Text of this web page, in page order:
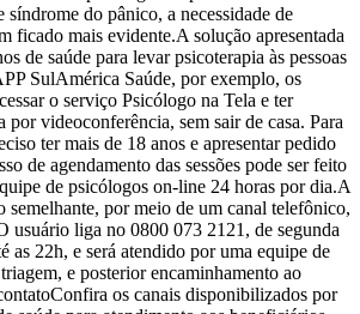
síndrome do pânico, a necessidade de
ficado mais evidente.A solução apresentada
de saúde para levar psicoterapia às pessoas
SulAmérica Saúde, por exemplo, os
o serviço Psicólogo na Tela e ter
por videoconferência, sem sair de casa. Para
ter mais de 18 anos e apresentar pedido
de agendamento das sessões pode ser feito
de psicólogos on-line 24 horas por dia.A
por meio de um canal telefônico,
usuário liga no 0800 073 2121, de segunda
as 22h, e será atendido por uma equipe de
e posterior encaminhamento ao
os canais disponibilizados por